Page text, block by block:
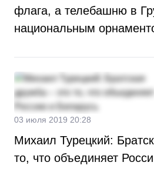
флага, а телебашню в
национальным
03 июля 2019 20:28
Михаил Турецкий:
то, что объединяет